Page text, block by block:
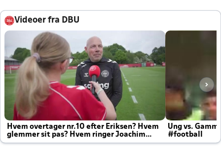
Videoer fra DBU
Hvem overtager nr.10 efter Eriksen? Hvem
glemmer sit pas? Hvem ringer Joachim
altid til efter kampe?
Ung vs.
#football